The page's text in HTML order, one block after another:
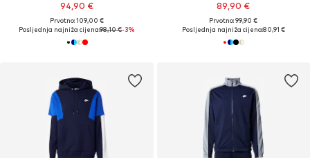
94,90 €
Prvotno: 109,00 €
Posljednja najniža cijena:98,10 €-3%
89,90 €
Prvotno: 99,90 €
Posljednja najniža cijena:80,91 €